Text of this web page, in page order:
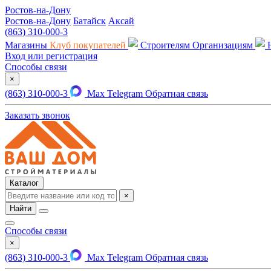
Ростов-на-Дону
Ростов-на-Дону Батайск Аксай
(863) 310-000-3
Магазины Клуб покупателей Строителям Организациям
Вход или регистрация
Способы связи
×
(863) 310-000-3 Max Telegram Обратная связь
Заказать звонок
Каталог
×
Найти
Способы связи
×
(863) 310-000-3 Max Telegram Обратная связь